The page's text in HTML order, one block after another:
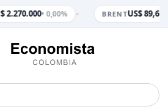
2.270.000• 0,00% BRENTUS$ 89,65